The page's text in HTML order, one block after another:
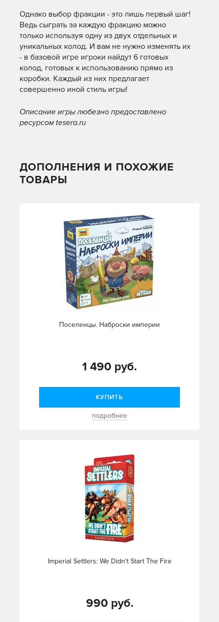
Однако выбор фракции - это лишь первый шаг!
Ведь сыграть за каждую фракцию можно
только используя одну из двух отдельных и
уникальных колод. И вам не нужно изменять их
- в базовой игре игроки найдут 6 готовых
колод, готовых к использованию прямо из
коробки. Каждый из них предлагает
совершенно иной стиль игры!
Описание игры любезно предоставлено
ресурсом tesera.ru
ДОПОЛНЕНИЯ И ПОХОЖИЕ
ТОВАРЫ
Поселенцы. Наброски империи
1 490 руб.
КУПИТЬ
подробнее
Imperial Settlers: We Didn't Start The Fire
990 руб.